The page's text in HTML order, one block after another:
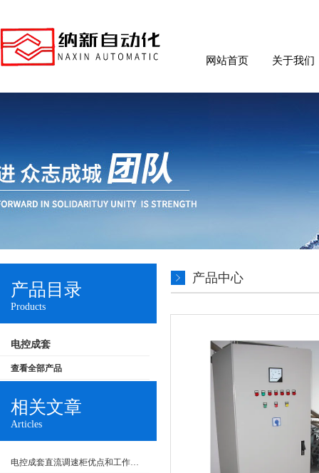
网站首页 关于我们
产品目录
Products
电控成套
查看全部产品
相关文章
Articles
电控成套直流调速柜优点和工作原理
产品中心